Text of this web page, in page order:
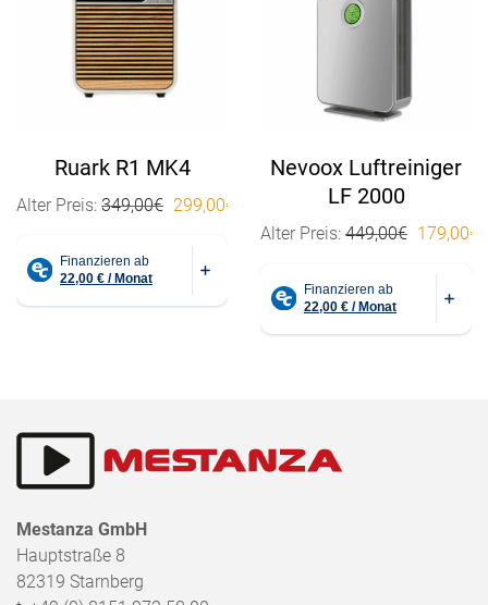
Ruark R1 MK4
Alter Preis: 349,00€ Ursprünglicher Preis war: 349,00€
299,00€ Aktueller Preis ist: 299,00€.
Nevoox Luftreiniger
LF 2000
Alter Preis: 449,00€ 179,00€
Mestanza GmbH
Hauptstraße 8
82319 Starnberg